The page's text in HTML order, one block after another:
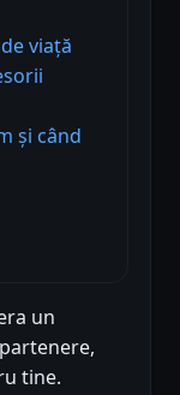
viață
și când
un
tine.